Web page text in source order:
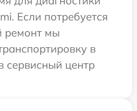
Если потребуется
ремонт мы
в
сервисный центр